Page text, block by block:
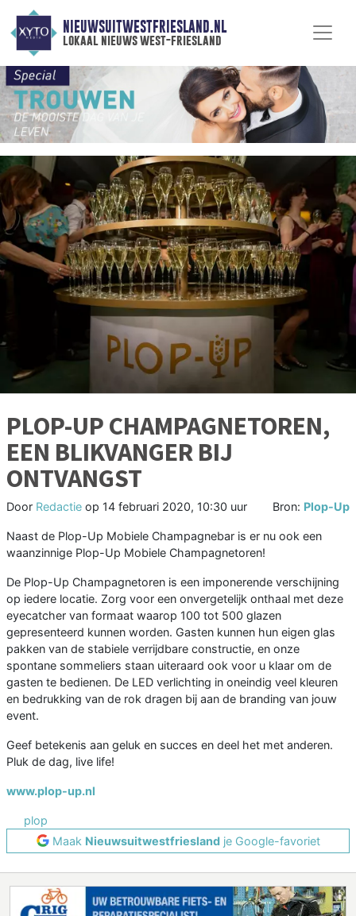
NIEUWSUITWESTFRIESLAND.NL
lokaal nieuws west-friesland
PLOP-UP CHAMPAGNETOREN,
EEN BLIKVANGER BIJ
ONTVANGST
Door Redactie op 14 februari 2020, 10:30 uur Bron: Plop-Up
Naast de Plop-Up Mobiele Champagnebar is er nu ook een
waanzinnige Plop-Up Mobiele Champagnetoren!
De Plop-Up Champagnetoren is een imponerende verschijning
op iedere locatie. Zorg voor een onvergetelijk onthaal met deze
eyecatcher van formaat waarop 100 tot 500 glazen
gepresenteerd kunnen worden. Gasten kunnen hun eigen glas
pakken van de stabiele verrijdbare constructie, en onze
spontane sommeliers staan uiteraard ook voor u klaar om de
gasten te bedienen. De LED verlichting in oneindig veel kleuren
en bedrukking van de rok dragen bij aan de branding van jouw
event.
Geef betekenis aan geluk en succes en deel het met anderen.
Pluk de dag, live life!
www.plop-up.nl
plop
Maak Nieuwsuitwestfrieslandje Google-favoriet